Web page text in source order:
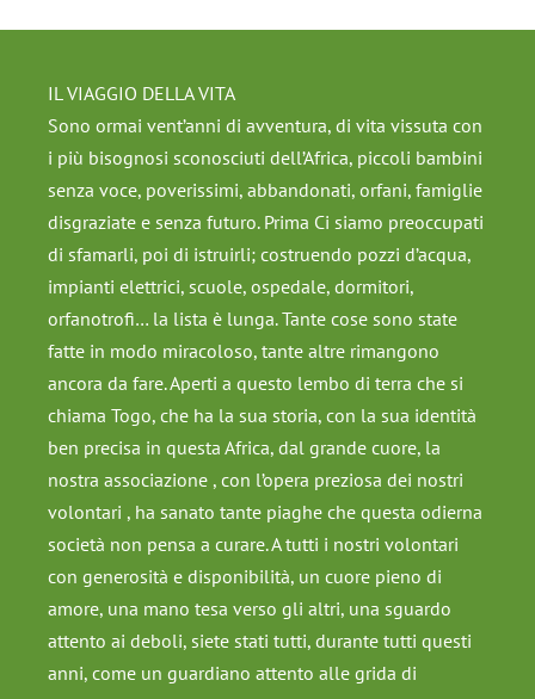
IL VIAGGIO DELLA VITA
Sono ormai vent’anni di avventura, di vita vissuta con
i più bisognosi sconosciuti dell’Africa, piccoli bambini
senza voce, poverissimi, abbandonati, orfani, famiglie
disgraziate e senza futuro. Prima Ci siamo preoccupati
di sfamarli, poi di istruirli; costruendo pozzi d’acqua,
impianti elettrici, scuole, ospedale, dormitori,
orfanotrofi… la lista è lunga. Tante cose sono state
fatte in modo miracoloso, tante altre rimangono
ancora da fare. Aperti a questo lembo di terra che si
chiama Togo, che ha la sua storia, con la sua identità
ben precisa in questa Africa, dal grande cuore, la
nostra associazione , con l’opera preziosa dei nostri
volontari , ha sanato tante piaghe che questa odierna
società non pensa a curare. A tutti i nostri volontari
con generosità e disponibilità, un cuore pieno di
amore, una mano tesa verso gli altri, una sguardo
attento ai deboli, siete stati tutti, durante tutti questi
anni, come un guardiano attento alle grida di